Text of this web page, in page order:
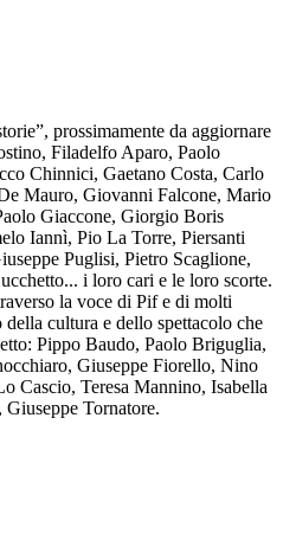
prossimamente da aggiornare
Filadelfo Aparo, Paolo
Chinnici, Gaetano Costa, Carlo
Mauro, Giovanni Falcone, Mario
Giaccone, Giorgio Boris
Iannì, Pio La Torre, Piersanti
Puglisi, Pietro Scaglione,
i loro cari e le loro scorte.
la voce di Pif e di molti
cultura e dello spettacolo che
Pippo Baudo, Paolo Briguglia,
Giuseppe Fiorello, Nino
Cascio, Teresa Mannino, Isabella
Giuseppe Tornatore.